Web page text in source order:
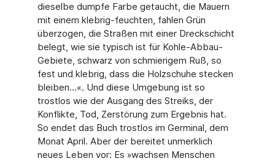
dieselbe dumpfe Farbe getaucht, die Mauern
mit einem klebrig-feuchten, fahlen Grün
überzogen, die Straßen mit einer Dreckschicht
belegt, wie sie typisch ist für Kohle-Abbau-
Gebiete, schwarz von schmierigem Ruß, so
fest und klebrig, dass die Holzschuhe stecken
bleiben…«. Und diese Umgebung ist so
trostlos wie der Ausgang des Streiks, der
Konflikte, Tod, Zerstörung zum Ergebnis hat.
So endet das Buch trostlos im Germinal, dem
Monat April. Aber der bereitet unmerklich
neues Leben vor: Es »wachsen Menschen